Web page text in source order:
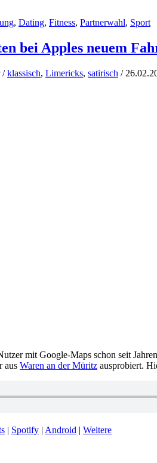
, Dating, Fitness, Partnerwahl, Sport
bei Apples neuem
/klassisch, Limericks, satirisch /
mit Google-Maps schon seit
aus Waren an der Müritz ausprobiert.
| Spotify | Android | Weitere